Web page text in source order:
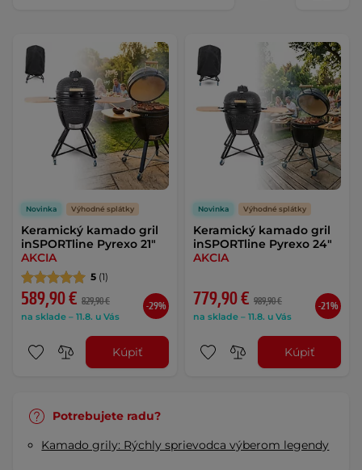
Novinka Výhodné splátky
Keramický kamado gril
inSPORTline Pyrexo 21"
AKCIA
5 (1)
589,90 € 829,90 €
na sklade – 11.8. u Vás
-29%
Kúpiť
Novinka Výhodné splátky
Keramický kamado gril
inSPORTline Pyrexo 24"
AKCIA
779,90 € 989,90 €
na sklade – 11.8. u Vás
-21%
Kúpiť
Potrebujete radu?
Kamado grily: Rýchly sprievodca výberom legendy